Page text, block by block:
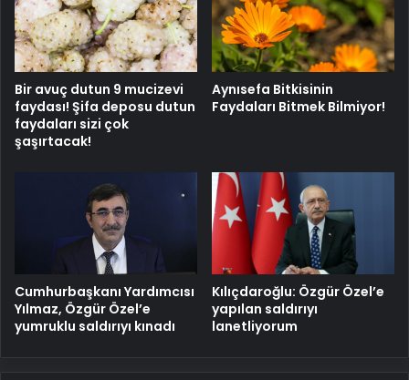
Bir avuç dutun 9 mucizevi
faydası! Şifa deposu dutun
faydaları sizi çok
şaşırtacak!
Aynısefa Bitkisinin
Faydaları Bitmek Bilmiyor!
Cumhurbaşkanı Yardımcısı
Yılmaz, Özgür Özel’e
yumruklu saldırıyı kınadı
Kılıçdaroğlu: Özgür Özel’e
yapılan saldırıyı
lanetliyorum